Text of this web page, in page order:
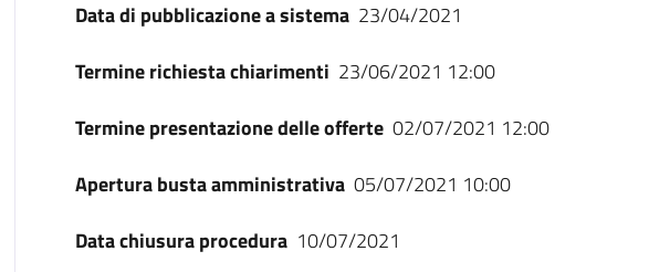
Data di pubblicazione a sistema 23/04/2021
Termine richiesta chiarimenti 23/06/2021 12:00
Termine presentazione delle offerte 02/07/2021 12:00
Apertura busta amministrativa 05/07/2021 10:00
Data chiusura procedura 10/07/2021